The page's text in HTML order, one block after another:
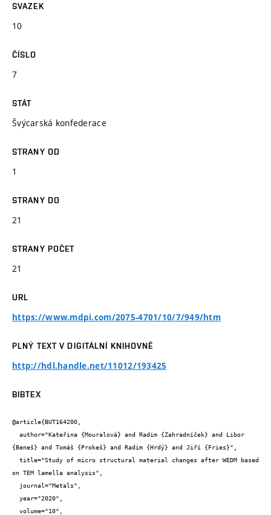
SVAZEK
10
ČÍSLO
7
STÁT
Švýcarská konfederace
STRANY OD
1
STRANY DO
21
STRANY POČET
21
URL
https://www.mdpi.com/2075-4701/10/7/949/htm
PLNÝ TEXT V DIGITÁLNÍ KNIHOVNĚ
http://hdl.handle.net/11012/193425
BIBTEX
@article{BUT164200,
{Beneš} and Tomáš {Prokeš} and Radim {Hrdý} and Jiří {Fries}",
on TEM lamella analysis",